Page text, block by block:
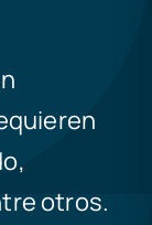
otros.